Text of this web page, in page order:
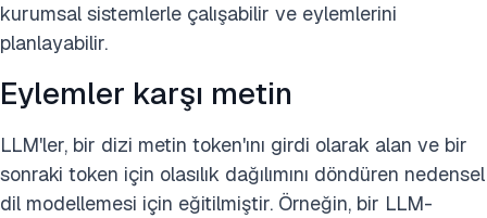
kurumsal sistemlerle çalışabilir ve eylemlerini
planlayabilir.
Eylemler karşı metin
LLM'ler, bir dizi metin token'ını girdi olarak alan ve bir
sonraki token için olasılık dağılımını döndüren nedensel
dil modellemesi için eğitilmiştir. Örneğin, bir LLM-